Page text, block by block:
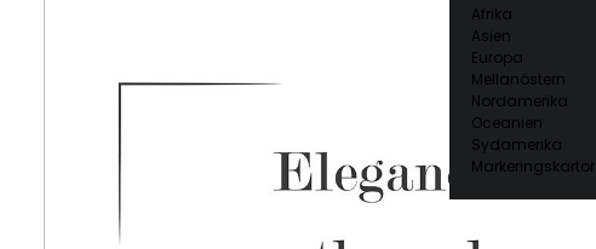
Afrika
Asien
Europa
Mellanöstern
Nordamerika
Oceanien
Sydamerika
Markeringskartor